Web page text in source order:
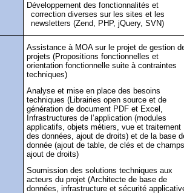
Développement des fonctionnalités et
correction diverses sur les sites et les
newsletters (Zend, PHP,jQuery, SVN)
Assistance à MOA sur le projet de gestion
projets (Propositions fonctionnelles et
orientation fonctionnelle suite à contraintes
techniques)
Analyse et mise en place des besoins
techniques (Librairies open source et de
génération de document PDF et Excel,
Infrastructures de l’application (modules
applicatifs, objets métiers, vue et traitement
des données, ajout de droits) et de la base
donnée (ajout de table, de clés et de
ajout de droits)
Soumission des solutions techniques aux
acteurs du projet (Architecte de base de
données, infrastructure et sécurité